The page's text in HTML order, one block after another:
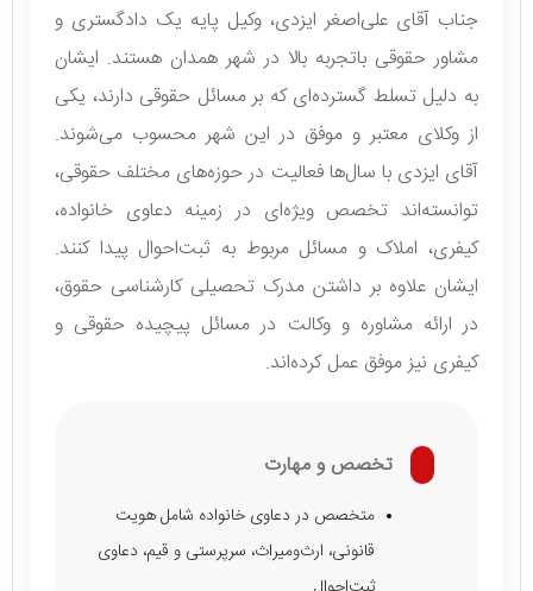
جناب آقای علی‌اصغر ایزدی، وکیل پایه یک دادگستری و
مشاور حقوقی باتجربه بالا در شهر همدان هستند. ایشان
به دلیل تسلط گسترده‌ای که بر مسائل حقوقی دارند، یکی
از وکلای معتبر و موفق در این شهر محسوب می‌شوند.
آقای ایزدی با سال‌ها فعالیت در حوزه‌های مختلف حقوقی،
توانسته‌اند تخصص ویژه‌ای در زمینه دعاوی خانواده،
کیفری، املاک و مسائل مربوط به ثبت‌احوال پیدا کنند.
ایشان علاوه بر داشتن مدرک تحصیلی کارشناسی حقوق،
در ارائه مشاوره و وکالت در مسائل پیچیده حقوقی و
کیفری نیز موفق عمل کرده‌اند.
تخصص و مهارت
متخصص در دعاوی خانواده شامل هویت
قانونی، ارث‌ومیراث، سرپرستی و قیم، دعاوی